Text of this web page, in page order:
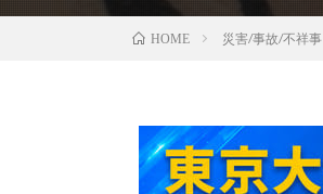
HOME 災害/事故/不祥事